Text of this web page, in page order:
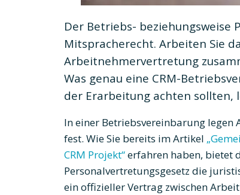
Der Betriebs- beziehungsweise
Mitspracherecht. Arbeiten Sie
Arbeitnehmervertretung
Was genau eine CRM-
der Erarbeitung achten sollten,
In einer Betriebsvereinbarung legen
fest. Wie Sie bereits im Artikel
CRM Projekt“erfahren haben, bietet
Personalvertretungsgesetz die
ein offizieller Vertrag zwischen